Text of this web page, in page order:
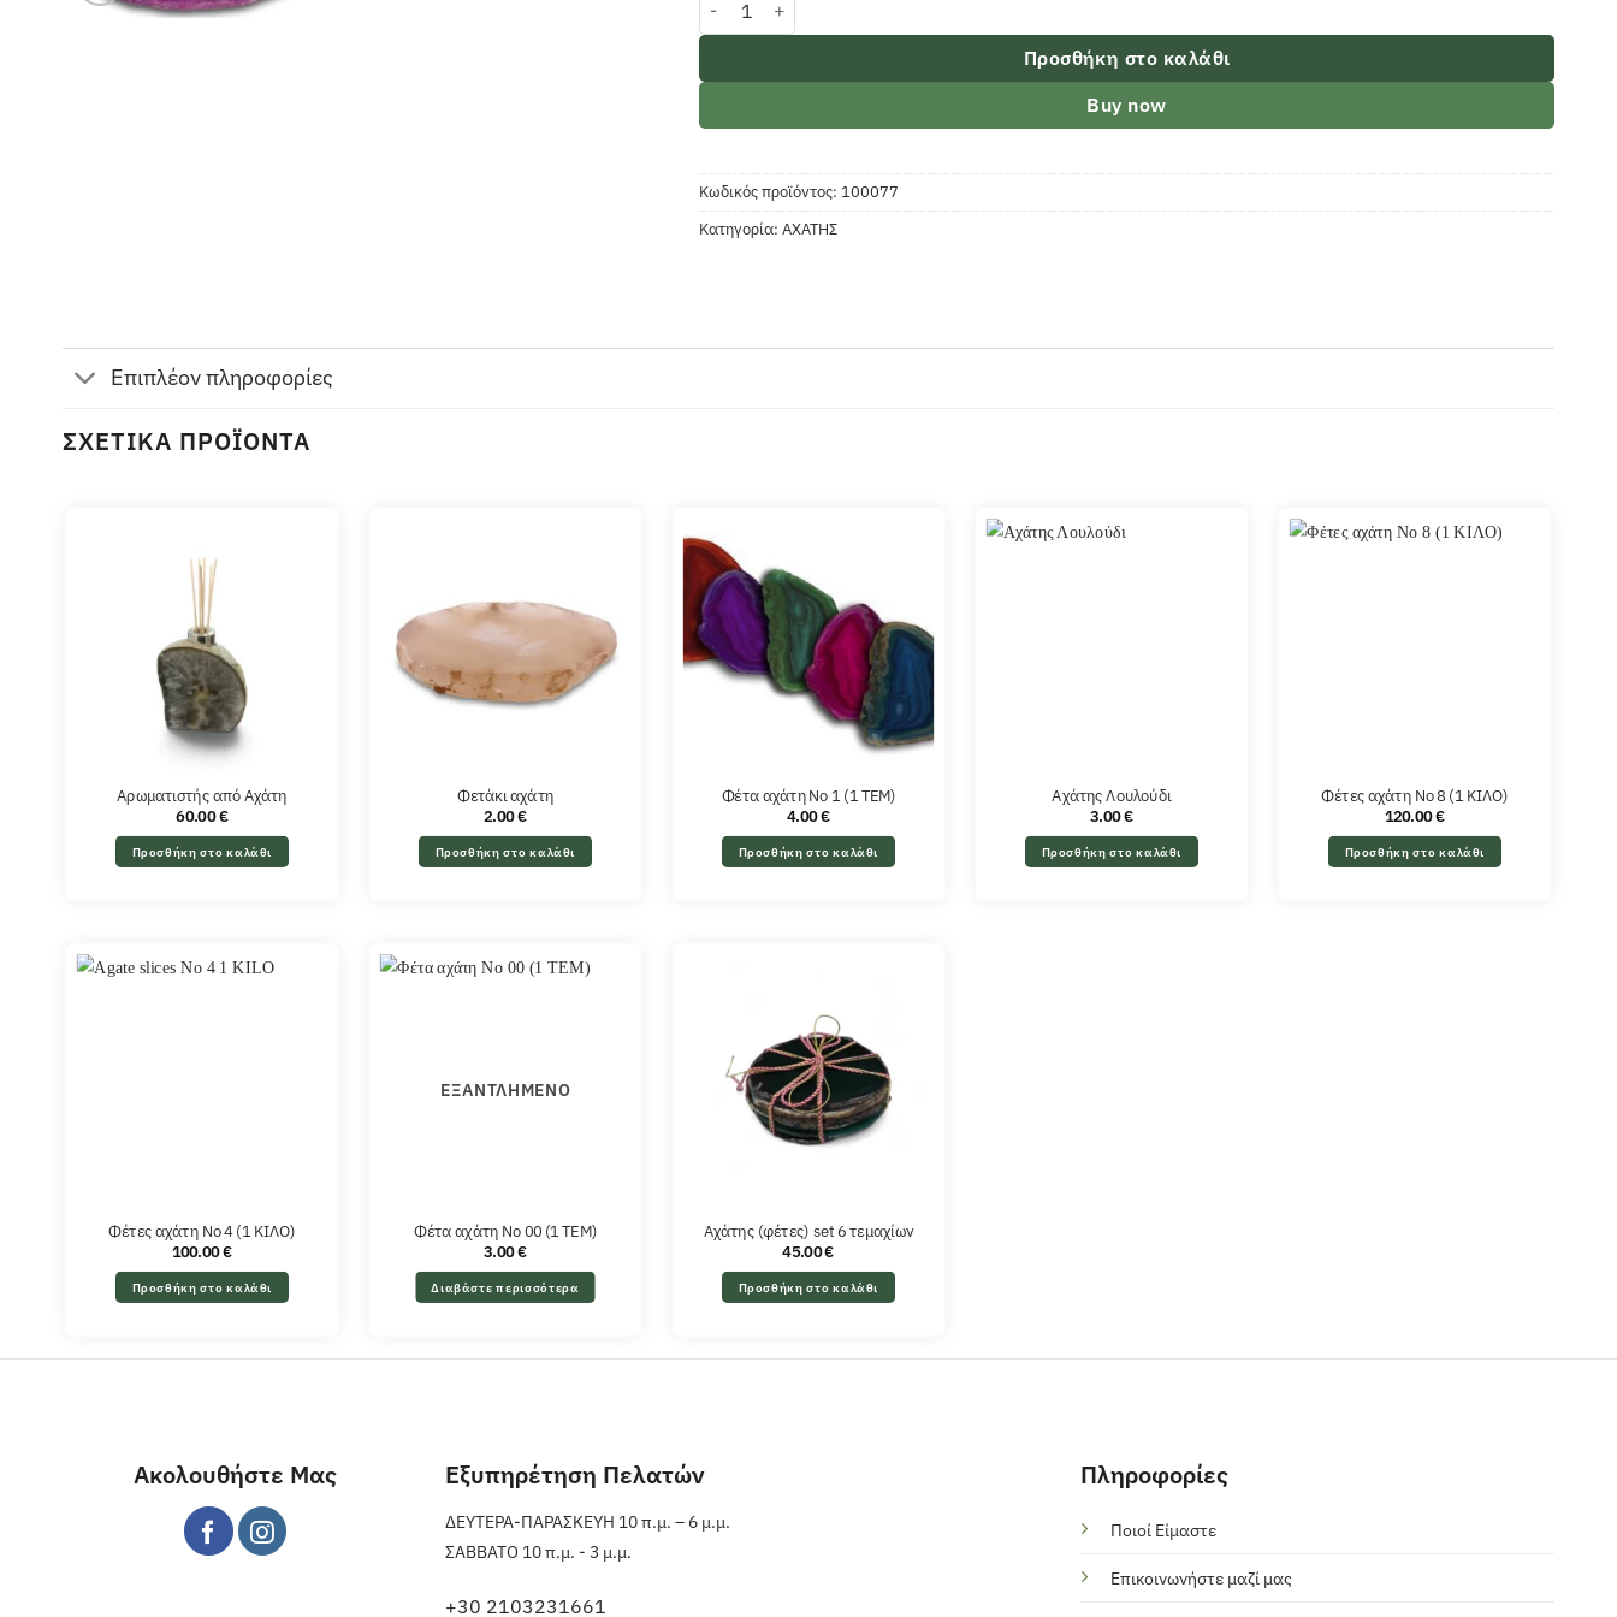
Προσθήκη στο καλάθι
Buy now
Κωδικός προϊόντος: 100077
Κατηγορία:ΑΧΑΤΗΣ
Επιπλέον πληροφορίες
ΣΧΕΤΙΚΆ ΠΡΟΪΌΝΤΑ
Αρωματιστής από Αχάτη
60.00€
Προσθήκη στο καλάθι
Φετάκι αχάτη
2.00€
Προσθήκη στο καλάθι
Φέτα αχάτη Νο 1 (1 ΤΕΜ)
4.00€
Προσθήκη στο καλάθι
Αχάτης Λουλούδι
3.00€
Προσθήκη στο καλάθι
Φέτες αχάτη Νο 8 (1 ΚΙΛΟ)
120.00€
Προσθήκη στο καλάθι
Φέτες αχάτη Νο 4 (1 ΚΙΛΟ)
100.00€
Προσθήκη στο καλάθι
ΕΞΑΝΤΛΗΜΈΝΟ
Φέτα αχάτη Νο 00 (1 ΤΕΜ)
3.00€
Διαβάστε περισσότερα
Αχάτης (φέτες) set 6 τεμαχίων
45.00€
Προσθήκη στο καλάθι
Ακολουθήστε Μας Εξυπηρέτηση Πελατών
ΔΕΥΤΕΡΑ-ΠΑΡΑΣΚΕΥΗ 10 π.μ. – 6 μ.μ.
ΣΑΒΒΑΤΟ 10 π.μ. - 3 μ.μ.
+30 2103231661
Πληροφορίες
Ποιοί Είμαστε
Επικοινωνήστε μαζί μας